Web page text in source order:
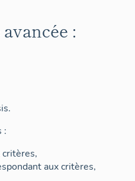
:
:
critères,
aux critères,